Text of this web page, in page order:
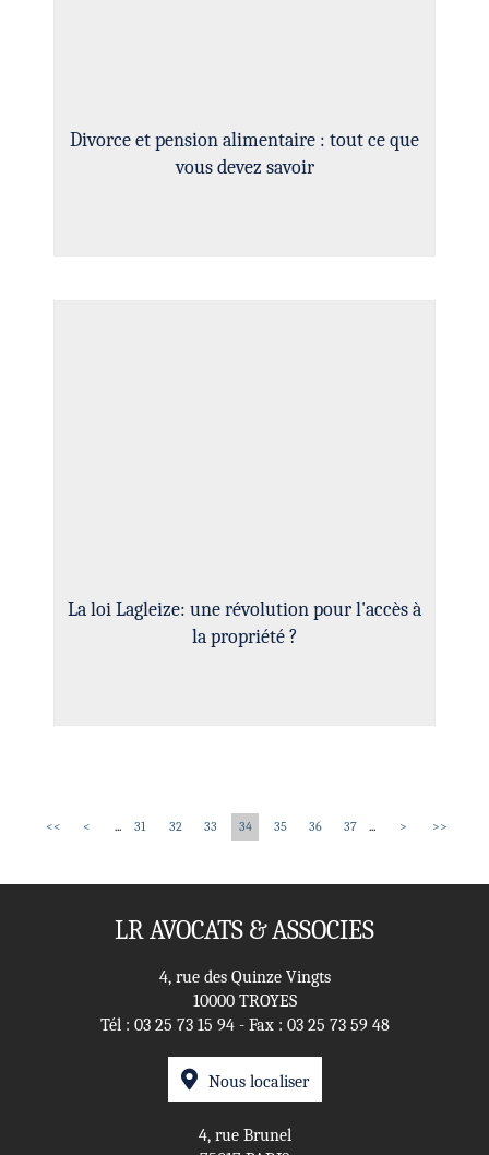
Divorce et pension alimentaire : tout ce que
vous devez savoir
La loi Lagleize: une révolution pour l'accès à
la propriété ?
<< < ... 31 32 33 34 35 36 37 ... > >>
LR AVOCATS & ASSOCIES
4, rue des Quinze Vingts
10000 TROYES
Tél : 03 25 73 15 94- Fax : 03 25 73 59 48
Nous localiser
4, rue Brunel